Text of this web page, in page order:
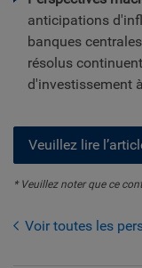
anticipations
banques
résolus
d'investissement
Veuillez lire
* Veuillez noter que ce
Voir toutes les